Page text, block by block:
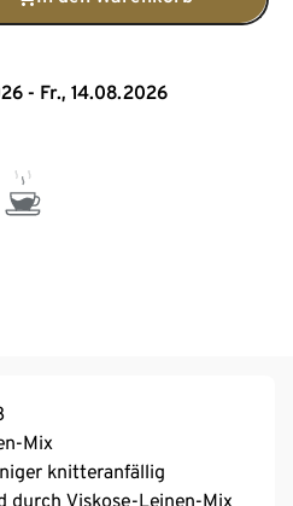
- Fr., 14.08.2026
Mix
knitteranfällig
durch Viskose-Leinen-Mix